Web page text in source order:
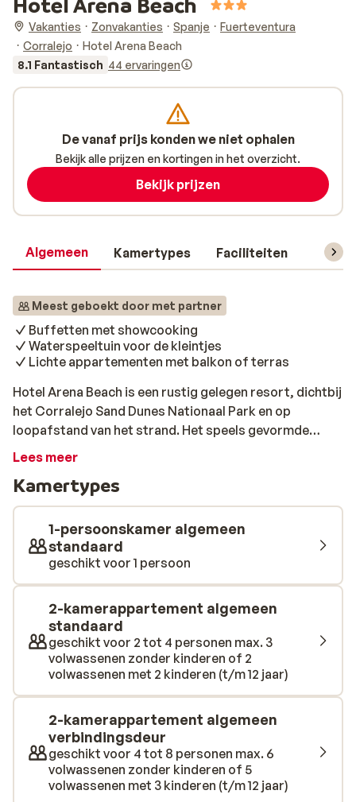
Vakanties Zonvakanties Spanje
Fuerteventura
Corralejo
Hotel Arena Beach
8.1 Fantastisch 44 ervaringen
Algemeen Kamertypes Faciliteiten
Meest geboekt door met partner
Buffetten met showcooking
Waterspeeltuin voor de kleintjes
Lichte appartementen met balkon of terras
Hotel Arena Beach is een rustig gelegen resort, dichtbij
het Corralejo Sand Dunes Nationaal Park en op
loopafstand van het strand. Het speels gevormde
zwembad en de waterspeeltuin bieden afkoeling voor
verfrissende duik met een lekker drankje aan de
poolbar. De kamers zijn licht ingericht en hebben een
eigen balkon of terras. Het restaurant heeft een groot
aanbod aan internationale buffetten, waarbij ook
showcooking aanwezig is. Voor de sportievelingen
onder ons is er genoeg te doen, zoals basketbal,
voetbal en volleybal. Om je verblijf helemaal compleet
te maken is er een kidsclub en live-entertainment in de
avonduren, zodat het hele gezin hier terecht kan voor
een geslaagde zonvakantie!
Lees meer
Kamertypes
1-persoonskamer algemeen
standaard
geschikt voor 1 persoon
2-kamerappartement algemeen
standaard
geschikt voor 2 tot 4 personen max. 3
volwassenen zonder kinderen of 2
volwassenen met 2 kinderen (t/m 12 jaar)
2-kamerappartement algemeen
verbindingsdeur
geschikt voor 4 tot 8 personen max. 6
volwassenen zonder kinderen of 5
volwassenen met 3 kinderen (t/m 12 jaar)
De vanaf prijs konden we niet ophalen
Bekijk alle prijzen en kortingen in het overzicht.
Bekijk prijzen